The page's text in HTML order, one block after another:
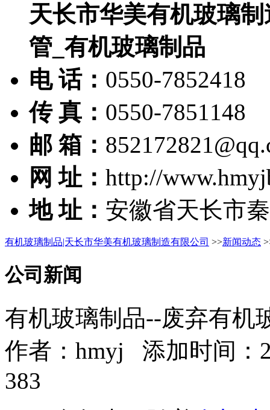
天长市华美有机玻璃
管_有机玻璃制品
电 话： 0550-7852418
传 真： 0550-7851148
邮 箱：
网 址： http://
地 址： 安徽省天长市
有机玻璃制品|天长市华美有机玻璃制造有限公司 >>新闻动态
公司新闻
有机玻璃制品--废弃有机
作者： hmyj 添加时间：
383